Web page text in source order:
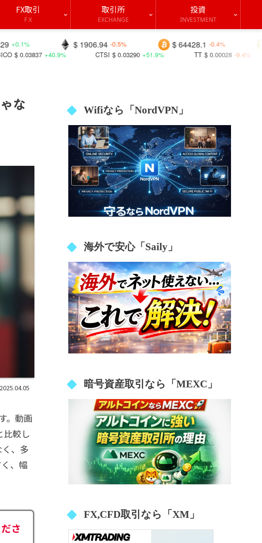
FX取引
F X
取引所
EXCHANGE
投資
INVESTMENT
$ 64428.1 -0.4%
$ 1906.94 -0.5% $ 0.06881
CTSI $ 0.03290 +51.9% MLN $
TT $ 0.00028
な
2025.04.05
。動画
比較し
、多
、幅
さ
Wifiなら「NordVPN」
海外で安心「Saily」
暗号資産取引なら「MEXC」
FX,CFD取引なら「XM」